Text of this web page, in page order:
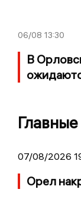
06/08 13:30
В
07/08/2026
Орел